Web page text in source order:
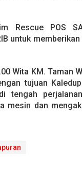
Rescue POS
untuk memberikan
Wita KM. Taman
tujuan
tengah
mesin dan